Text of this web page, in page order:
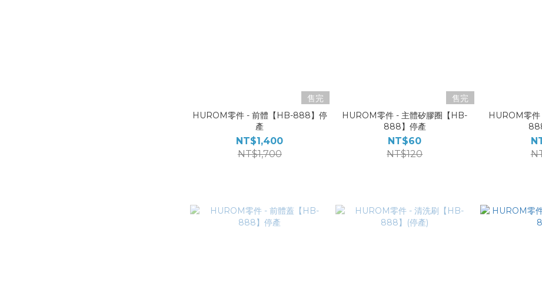
售完
HUROM零件 - 前體【HB-888】停
產
NT$1,400
NT$1,700
售完
HUROM零件 - 主體矽膠圈【HB-
888】停產
NT$60
NT$120
HUROM零